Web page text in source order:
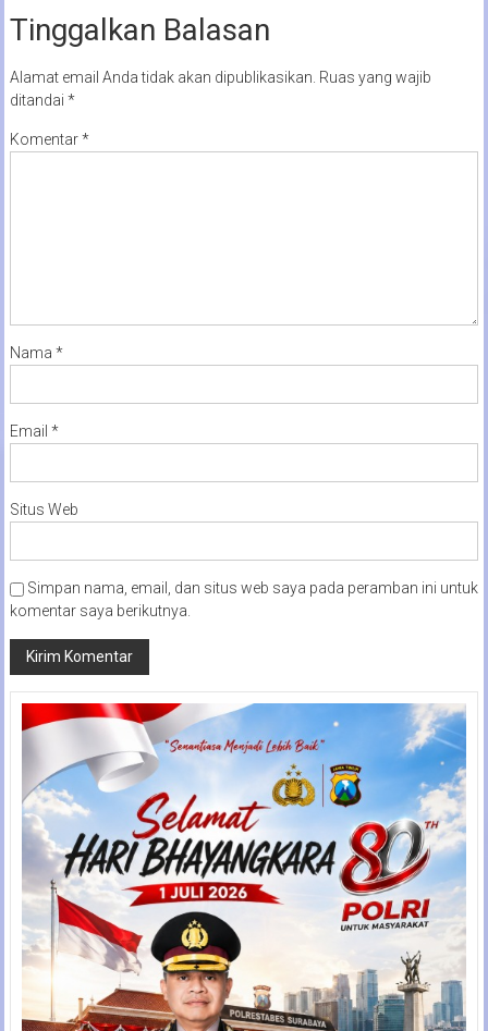
Tinggalkan Balasan
Alamat email Anda tidak akan dipublikasikan. Ruas yang wajib
ditandai *
Komentar*
Nama *
Email *
Situs Web
Simpan nama, email, dan situs web saya pada peramban ini untuk
komentar saya berikutnya.